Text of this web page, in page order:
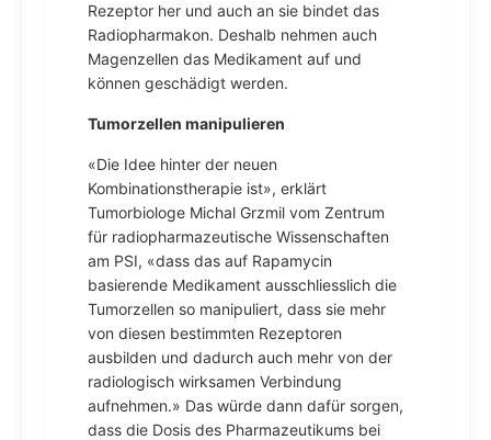
Rezeptor her und auch an sie bindet das
Radiopharmakon. Deshalb nehmen auch
Magenzellen das Medikament auf und
können geschädigt werden.
Tumorzellen manipulieren
«Die Idee hinter der neuen
Kombinationstherapie ist», erklärt
Tumorbiologe Michal Grzmil vom Zentrum
für radiopharmazeutische Wissenschaften
am PSI, «dass das auf Rapamycin
basierende Medikament ausschliesslich die
Tumorzellen so manipuliert, dass sie mehr
von diesen bestimmten Rezeptoren
ausbilden und dadurch auch mehr von der
radiologisch wirksamen Verbindung
aufnehmen.» Das würde dann dafür sorgen,
dass die Dosis des Pharmazeutikums bei